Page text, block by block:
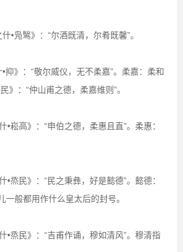
•凫鹥》：“尔酒既清，尔肴既馨”。
抑》：“敬尔威仪，无不柔嘉”。柔嘉：柔和
》：“仲山甫之德，柔嘉维则”。
•崧高》：“申伯之德，柔惠且直”。柔惠：
•烝民》：“民之秉彝，好是懿德”。懿德：
一般都用作什么皇太后的封号。
•烝民》：“吉甫作诵，穆如清风”。穆清指